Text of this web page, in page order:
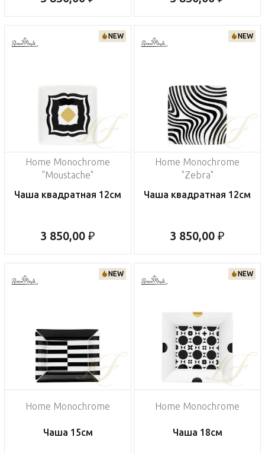
NEW
Home Monochrome
"Moustache"
Чаша квадратная 12см
3 850,00 ₽
NEW
Home Monochrome
"Zebra"
Чаша квадратная 12см
3 850,00 ₽
NEW
Home Monochrome
Чаша 15см
NEW
Home Monochrome
Чаша 18см